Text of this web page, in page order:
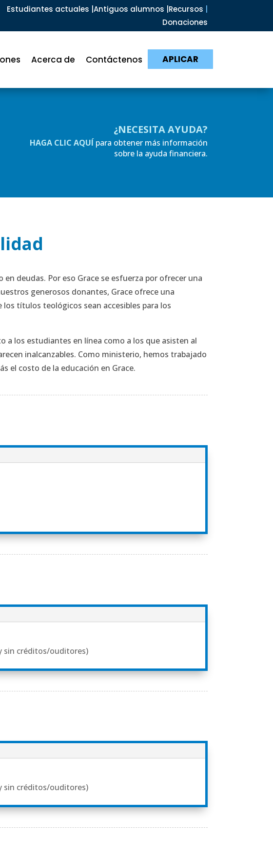
Estudiantes actuales | Antiguos alumnos | Recursos
Donaciones
Acerca de Contáctenos APLICAR
¿NECESITA AYUDA?
HAGA CLIC AQUÍ para obtener más información
sobre la ayuda financiera.
deudas. Por eso Grace se esfuerza por ofrecer una
generosos donantes, Grace ofrece una
títulos teológicos sean accesibles para los
a los estudiantes en línea como a los que asisten al
inalcanzables. Como ministerio, hemos trabajado
el costo de la educación en Grace.
sin créditos/ouditores)
sin créditos/ouditores)